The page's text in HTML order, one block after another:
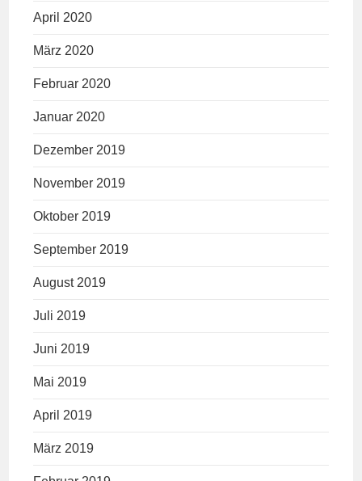
April 2020
März 2020
Februar 2020
Januar 2020
Dezember 2019
November 2019
Oktober 2019
September 2019
August 2019
Juli 2019
Juni 2019
Mai 2019
April 2019
März 2019